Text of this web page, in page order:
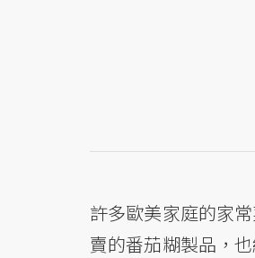
許多歐美家庭的家
賣的番茄糊製品，